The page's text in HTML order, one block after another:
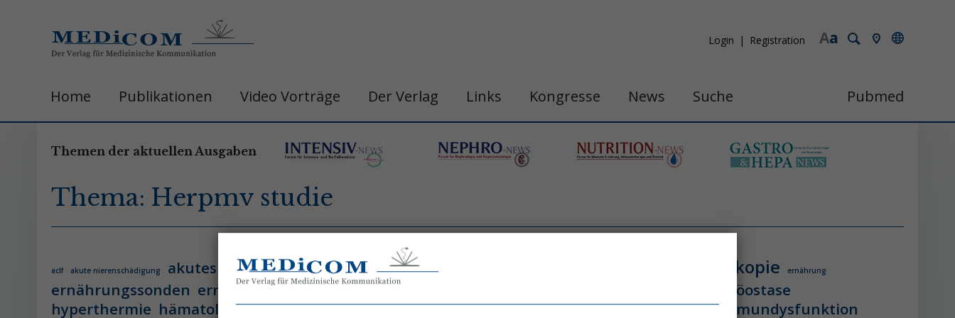
a
A
Login Registration
Home Publikationen Video Vorträge Der Verlag Links Kongresse News Suche Pubmed
Themen der aktuellen Ausgaben
Thema: Herpmv studie
aclf akute nierenschädigung akutes leberversagen belastungshitzschlag endoskopie ernährung
ernährungssonden ernährungstherapie gastro&hepa-news
homöostase
hyperthermie hämatologie hämatologische neoplasie hämodynamische optimierung ihca immundysfunktion